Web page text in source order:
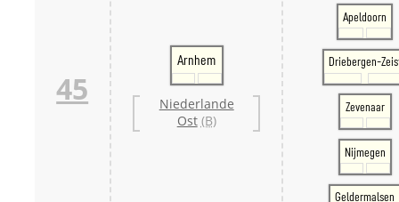
45
Arnhem
Niederlande
Ost (B)
Apeldoorn
Driebergen-
Zevenaar
Nijmegen
Geldermalsen